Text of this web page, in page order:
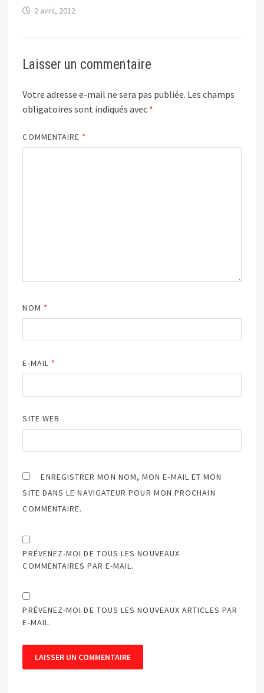
2 avril, 2012
Laisser un commentaire
Votre adresse e-mail ne sera pas publiée. Les champs
obligatoires sont indiqués avec *
COMMENTAIRE *
NOM *
E-MAIL *
SITE WEB
ENREGISTRER MON NOM, MON E-MAIL ET MON
SITE DANS LE NAVIGATEUR POUR MON PROCHAIN
COMMENTAIRE.
PRÉVENEZ-MOI DE TOUS LES NOUVEAUX
COMMENTAIRES PAR E-MAIL.
PRÉVENEZ-MOI DE TOUS LES NOUVEAUX ARTICLES PAR
E-MAIL.